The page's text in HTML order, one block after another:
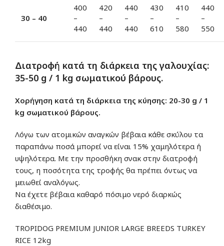
30 – 40
400
–
440
420
–
440
440
–
440
430
–
610
410
–
580
440
–
550
Διατροφή κατά τη διάρκεια της γαλουχίας:
35-50 g / 1 kg σωματικού βάρους.
Χορήγηση κατά τη διάρκεια της κύησης: 20-30 g / 1
kg σωματικού βάρους.
Λόγω των ατομικών αναγκών βέβαια κάθε σκύλου τα
παραπάνω ποσά μπορεί να είναι 15% χαμηλότερα ή
υψηλότερα. Με την προσθήκη σνακ στην διατροφή
τους, η ποσότητα της τροφής θα πρέπει όντως να
μειωθεί αναλόγως.
Να έχετε βέβαια καθαρό πόσιμο νερό διαρκώς
διαθέσιμο.
TROPIDOG PREMIUM JUNIOR LARGE BREEDS TURKEY
RICE 12kg